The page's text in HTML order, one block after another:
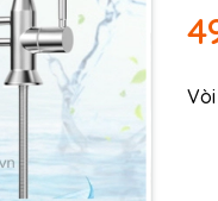
Ngày
Điều